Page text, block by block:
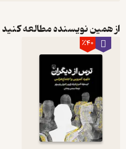
از همین نویسنده مطالعه کنید
٪40